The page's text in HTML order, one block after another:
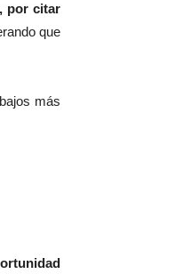
, por citar
que
más